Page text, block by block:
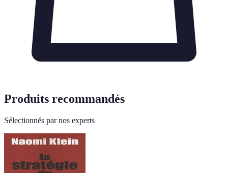
Produits recommandés
Sélectionnés par nos experts